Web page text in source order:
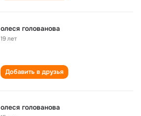
олеся голованова
19 лет
Добавить в друзья
олеся голованова